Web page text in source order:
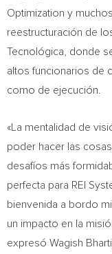
Optimization y
reestructuración de
Tecnológica, donde
altos funcionarios de
como de ejecución.
«La mentalidad de
poder hacer las
desafíos más
perfecta para REI
bienvenida a bordo
un impacto en la
expresó Wagish